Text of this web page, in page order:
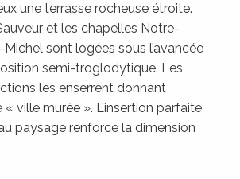
une terrasse rocheuse étroite.
et les chapelles Notre-
sont logées sous l’avancée
semi-troglodytique. Les
les enserrent donnant
« ville murée ». L’insertion parfaite
paysage renforce la dimension